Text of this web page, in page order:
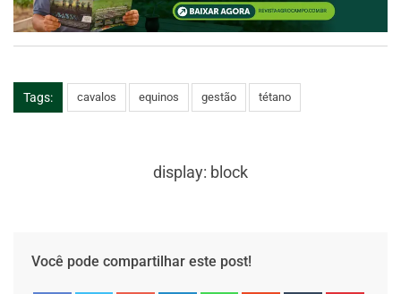
Tags: cavalos equinos gestão tétano
display: block
Você pode compartilhar este post!